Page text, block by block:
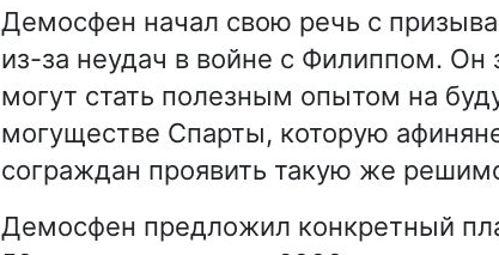
Демосфен начал свою речь с
из-за неудач в войне с Филиппом.
могут стать полезным опытом на
могуществе Спарты, которую
сограждан проявить такую же
Демосфен предложил конкретный